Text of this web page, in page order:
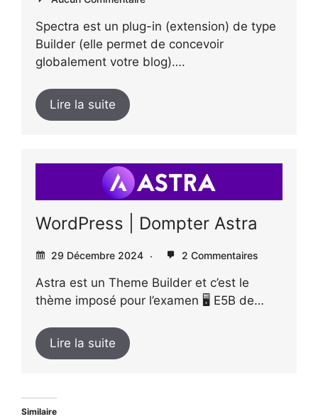
Spectra est un plug-in (extension) de type
Builder (elle permet de concevoir
globalement votre blog)….
Lire la suite
WordPress | Dompter Astra
29 Décembre 2024 2 Commentaires
Astra est un Theme Builder et c’est le
thème imposé pour l’examen 🖥️ E5B de…
Lire la suite
Similaire